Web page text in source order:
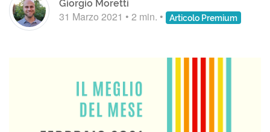
Giorgio Moretti
31 Marzo 2021 •2 min. • Articolo Premium